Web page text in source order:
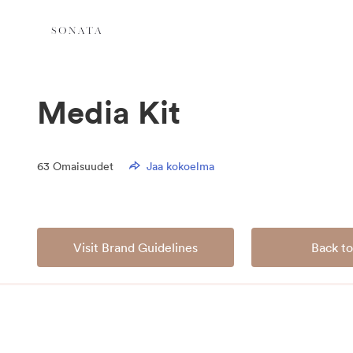
Media Kit
63 Omaisuudet Jaa kokoelma
Visit Brand Guidelines Back